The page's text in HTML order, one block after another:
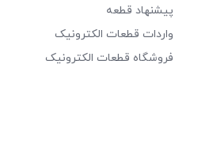
پیشنهاد قطعه
واردات قطعات الکترونیک
فروشگاه قطعات الکترونیک